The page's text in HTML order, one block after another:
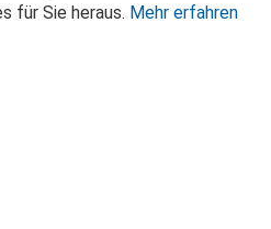
für Sie heraus. Mehr erfahren